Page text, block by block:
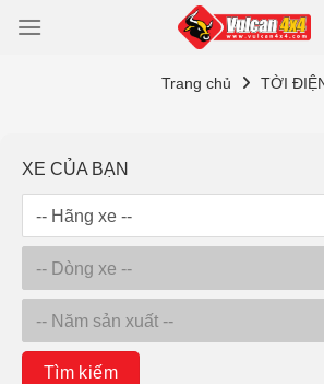
qua
Trang chủ TỜI
XE CỦA BẠN
Tìm kiếm